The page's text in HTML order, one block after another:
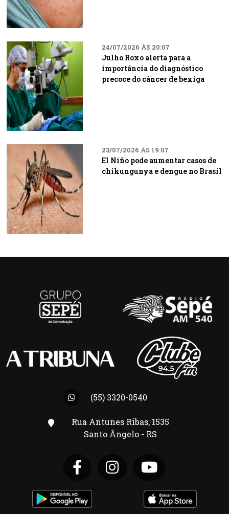
24/07/2026 ÀS 20:07
Julho Roxo alerta para a
importância do diagnóstico
precoce do câncer de bexiga
23/07/2026 ÀS 19:07
El Niño pode aumentar casos de
chikungunya e dengue no Brasil
(55) 3320-0540
Rua Antunes Ribas, 1535
Santo Ângelo - RS